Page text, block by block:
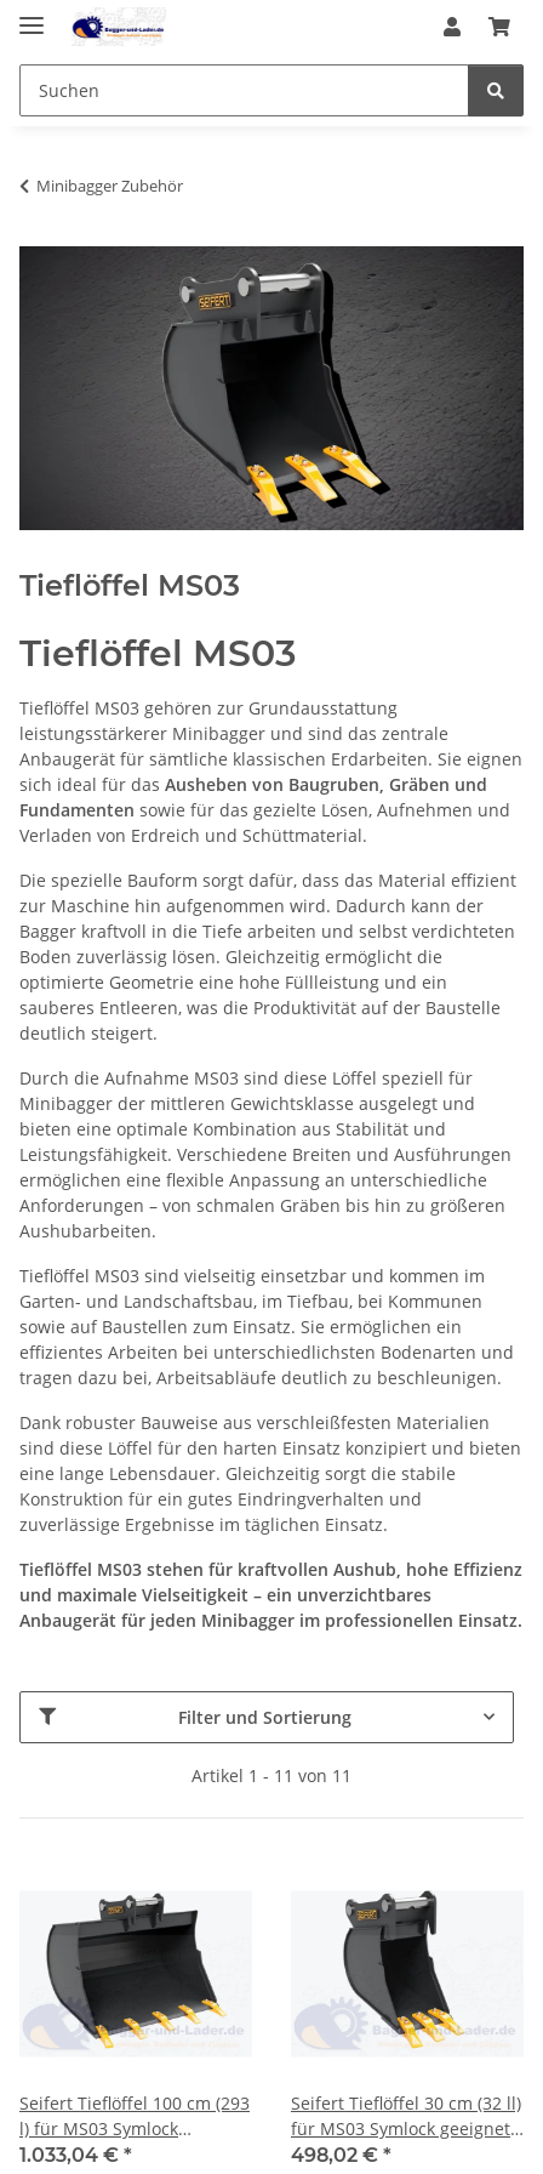
Minibagger Zubehör
Tieflöffel MS03
Tieflöffel MS03
Tieflöffel MS03 gehören zur Grundausstattung
leistungsstärkerer Minibagger und sind das zentrale
Anbaugerät für sämtliche klassischen Erdarbeiten. Sie eignen
sich ideal für das Ausheben von Baugruben, Gräben und
Fundamenten sowie für das gezielte Lösen, Aufnehmen und
Verladen von Erdreich und Schüttmaterial.
Die spezielle Bauform sorgt dafür, dass das Material effizient
zur Maschine hin aufgenommen wird. Dadurch kann der
Bagger kraftvoll in die Tiefe arbeiten und selbst verdichteten
Boden zuverlässig lösen. Gleichzeitig ermöglicht die
optimierte Geometrie eine hohe Füllleistung und ein
sauberes Entleeren, was die Produktivität auf der Baustelle
deutlich steigert.
Durch die Aufnahme MS03 sind diese Löffel speziell für
Minibagger der mittleren Gewichtsklasse ausgelegt und
bieten eine optimale Kombination aus Stabilität und
Leistungsfähigkeit. Verschiedene Breiten und Ausführungen
ermöglichen eine flexible Anpassung an unterschiedliche
Anforderungen – von schmalen Gräben bis hin zu größeren
Aushubarbeiten.
Tieflöffel MS03 sind vielseitig einsetzbar und kommen im
Garten- und Landschaftsbau, im Tiefbau, bei Kommunen
sowie auf Baustellen zum Einsatz. Sie ermöglichen ein
effizientes Arbeiten bei unterschiedlichsten Bodenarten und
tragen dazu bei, Arbeitsabläufe deutlich zu beschleunigen.
Dank robuster Bauweise aus verschleißfesten Materialien
sind diese Löffel für den harten Einsatz konzipiert und bieten
eine lange Lebensdauer. Gleichzeitig sorgt die stabile
Konstruktion für ein gutes Eindringverhalten und
zuverlässige Ergebnisse im täglichen Einsatz.
Tieflöffel MS03 stehen für kraftvollen Aushub, hohe Effizienz
und maximale Vielseitigkeit – ein unverzichtbares
Anbaugerät für jeden Minibagger im professionellen Einsatz.
Filter und Sortierung
Artikel 1 - 11 von 11
Seifert Tieflöffel 100 cm (293
l) für MS03 Symlock
geeignet für Minibagger 3 -5
1.033,04 € *
Seifert Tieflöffel 30 cm (32 ll)
für MS03 Symlock geeignet
für Minibagger 2 -3 to. (
498,02 € *